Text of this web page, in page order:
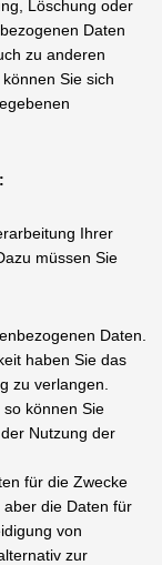
Löschung oder
Daten
zu anderen
Sie sich
Ihrer
müssen Sie
Daten.
haben Sie das
zu verlangen.
können Sie
Nutzung der
für die Zwecke
die Daten für
von
zur